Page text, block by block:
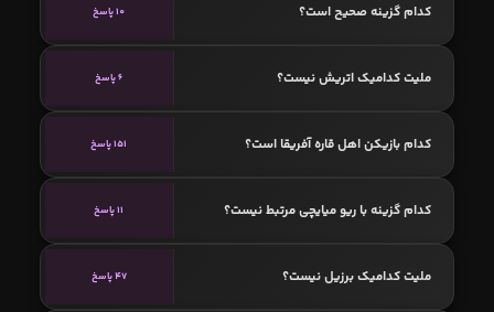
کدام گزینه صحیح است؟ 10 پاسخ
ملیت کدامیک اتریش نیست؟ 6 پاسخ
کدام بازیکن اهل قاره آفریقا است؟ 151 پاسخ
کدام گزینه با ریو میایچی مرتبط نیست؟ 11 پاسخ
ملیت کدامیک برزیل نیست؟ 47 پاسخ